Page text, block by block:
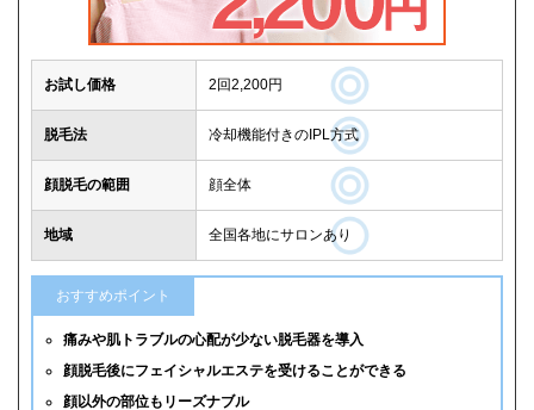
お試し価格 2回2,200円
脱毛法 冷却機能付きのIPL方式
顔脱毛の範囲 顔全体
地域 全国各地にサロンあり
おすすめポイント
痛みや肌トラブルの心配が少ない脱毛器を導入
顔脱毛後にフェイシャルエステを受けることができる
顔以外の部位もリーズナブル